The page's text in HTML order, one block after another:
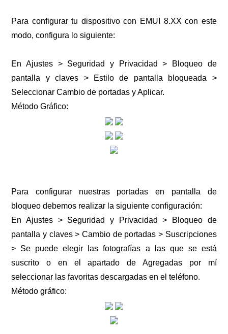
Para configurar tu dispositivo con EMUI 8.XX con este
modo, configura lo siguiente:
En Ajustes > Seguridad y Privacidad > Bloqueo de
pantalla y claves > Estilo de pantalla bloqueada >
Seleccionar Cambio de portadas y Aplicar.
Método Gráfico:
Para configurar nuestras portadas en pantalla de
bloqueo debemos realizar la siguiente configuración:
En Ajustes > Seguridad y Privacidad > Bloqueo de
pantalla y claves > Cambio de portadas > Suscripciones
> Se puede elegir las fotografías a las que se está
suscrito o en el apartado de Agregadas por mí
seleccionar las favoritas descargadas en el teléfono.
Método gráfico: